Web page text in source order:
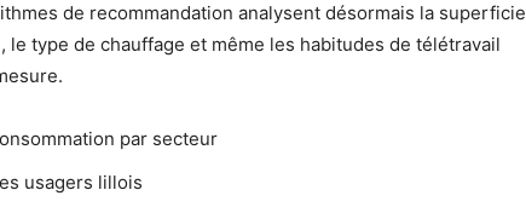
de recommandation analysent désormais la superficie
le type de chauffage et même les habitudes de télétravail
par secteur
usagers lillois